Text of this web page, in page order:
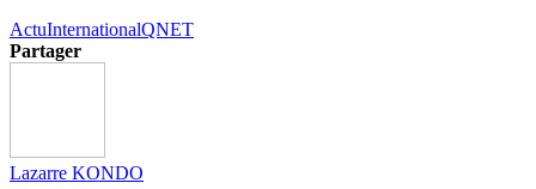
ActuInternationalQNET
Partager
Lazarre KONDO